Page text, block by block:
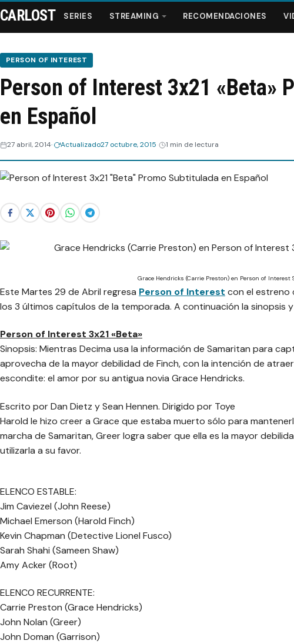
Series
Streaming
Webisodios
CARLOST SERIES STREAMING RECOMENDACIONES
PERSON OF INTEREST
Person of Interest 3x21 «Beta»
en Español
27 abril, 2014 Actualizado27 octubre, 2015 1 min de lectura
Grace Hendricks (Carrie Preston) en Person of Interest
Este Martes 29 de Abril regresa Person of Interest con el estreno
los 3 últimos capítulos de la temporada. A continuación la sinopsis
Person of Interest 3x21 «Beta»
Sinopsis: Mientras Decima usa la información de Samaritan para
aprovecha de la mayor debilidad de Finch, con la intención de
escondite: el amor por su antigua novia Grace Hendricks.
Escrito por Dan Dietz y Sean Hennen. Dirigido por Toye
Harold le hizo creer a Grace que estaba muerto sólo para
marcha de Samaritan, Greer logra saber que ella es la mayor
utilizarla a su favor.
ELENCO ESTABLE:
Jim Caviezel (John Reese)
Michael Emerson (Harold Finch)
Kevin Chapman (Detective Lionel Fusco)
Sarah Shahi (Sameen Shaw)
Amy Acker (Root)
ELENCO RECURRENTE:
Carrie Preston (Grace Hendricks)
John Nolan (Greer)
John Doman (Garrison)